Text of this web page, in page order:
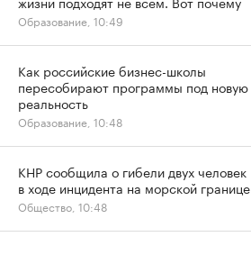
Образование, 10:49
Как российские бизнес-школы
пересобирают программы под новую
реальность
Образование, 10:48
КНР сообщила о гибели двух человек
в ходе инцидента на морской границе
Общество, 10:48